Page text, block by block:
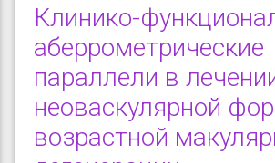
Клинико-
аберрометрические
параллели в
неоваскулярной
возрастной